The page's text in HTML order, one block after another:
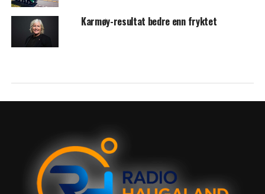
Karmøy-resultat bedre enn fryktet